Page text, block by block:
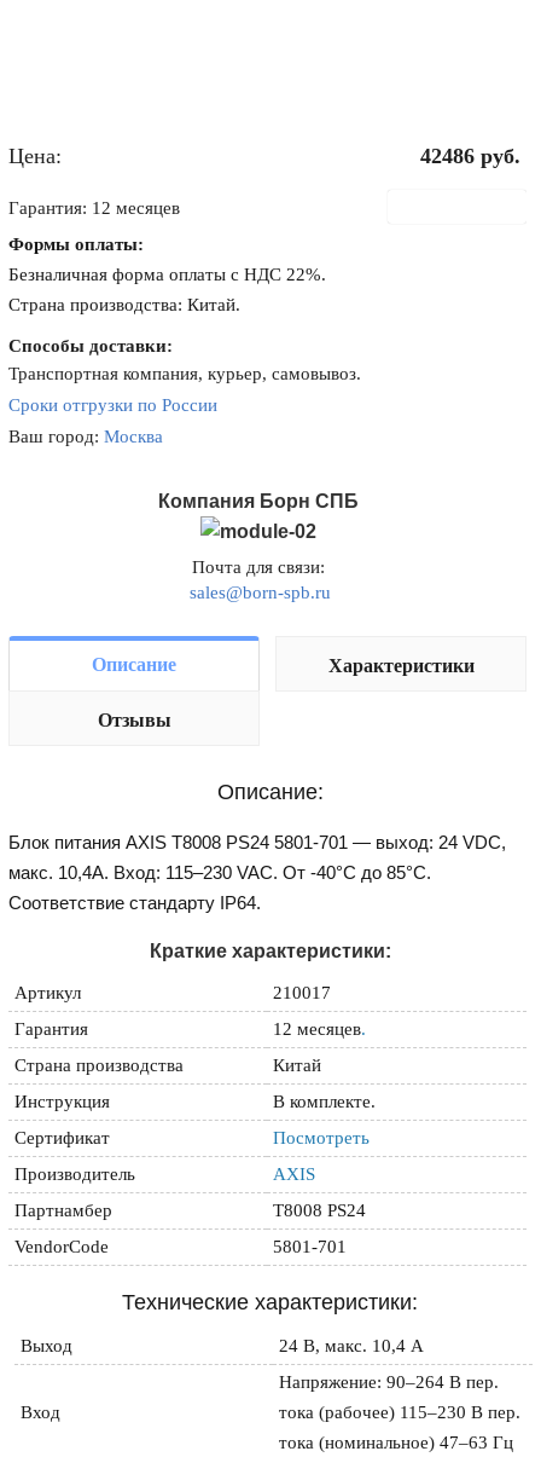
Цена: 42486 руб.
Гарантия: 12 месяцев
Формы оплаты:
Безналичная форма оплаты с НДС 22%.
Страна производства: Китай.
Способы доставки:
Транспортная компания, курьер, самовывоз.
Сроки отгрузки по России
Ваш город:Москва
Компания Борн СПБ
Почта для связи:
sales@born-spb.ru
Описание Характеристики
Отзывы
Описание:
Блок питания AXIS T8008 PS24 5801-701 — выход: 24 VDC,
макс. 10,4A. Вход: 115–230 VAC. От -40°C до 85°C.
Соответствие стандарту IP64.
Краткие характеристики:
Артикул
210017
Гарантия
12 месяцев.
Страна производства
Китай
Инструкция
В комплекте.
Сертификат
Посмотреть
Производитель
AXIS
Партнамбер
T8008 PS24
VendorCode
5801-701
Технические характеристики:
Выход 24 В, макс. 10,4 A
Вход
Напряжение: 90–264 В пер.
тока (рабочее) 115–230 В пер.
тока (номинальное) 47–63 Гц